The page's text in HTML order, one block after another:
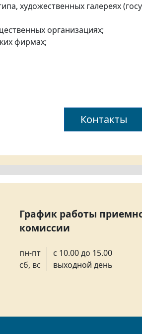
Контакты
художественных галереях
организациях;
фирмах;
График работы
комиссии
пн-пт
сб, вс
с 10.00 до 15.00
выходной день